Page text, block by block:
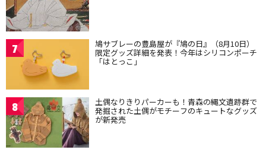
7 鳩サブレーの豊島屋が『鳩の日』（8月10日）
限定グッズ詳細を発表！今年はシリコンポーチ
「はとっこ」
8 土偶なりきりパーカーも！青森の縄文遺跡群で
発掘された土偶がモチーフのキュートなグッズ
が新発売